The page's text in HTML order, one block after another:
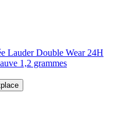
Lauder Double Wear 24H
1,2 grammes